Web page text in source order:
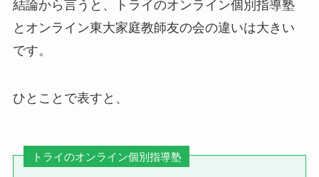
結論から言うと、トライのオンライン個別指導塾
とオンライン東大家庭教師友の会の違いは大きい
です。
ひとことで表すと、
トライのオンライン個別指導塾